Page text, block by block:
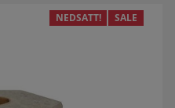
NEDSATT! SALE